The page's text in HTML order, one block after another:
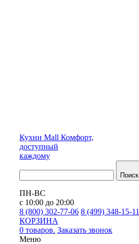
Кухни Mall Комфорт,
доступный
каждому
Поиск
ПН-ВС
с 10:00 до 20:00
8 (800) 302-77-06 8 (499) 348-15-11
КОРЗИНА
0 товаров. Заказать звонок
Меню